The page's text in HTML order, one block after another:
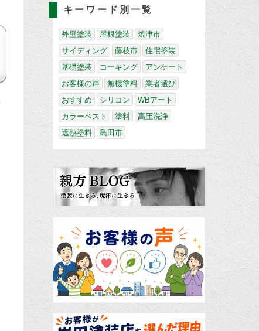
キーワード別一覧
外壁塗装 屋根塗装
焼津市
サイディング
藤枝市
住宅塗装
基礎塗装
コーキング
アンケート
お客様の声
無機塗料
業者選び
おすすめ
シリコン
WBアート
カラーベスト
塗料
高圧洗浄
遮熱塗料
島田市